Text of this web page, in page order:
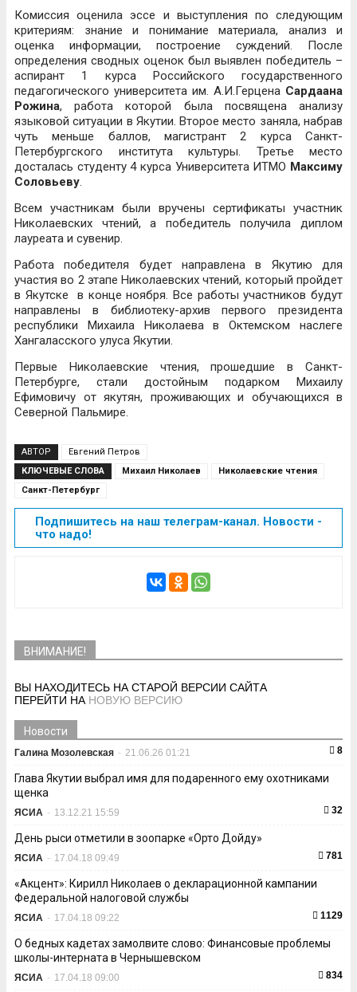
Комиссия оценила эссе и выступления по следующим
критериям: знание и понимание материала, анализ и
оценка информации, построение суждений. После
определения сводных оценок был выявлен победитель –
аспирант 1 курса Российского государственного
педагогического университета им. А.И.Герцена Сардаана
Рожина, работа которой была посвящена анализу
языковой ситуации в Якутии. Второе место заняла, набрав
чуть меньше баллов, магистрант 2 курса Санкт-
Петербургского института культуры. Третье место
досталась студенту 4 курса Университета ИТМО Максиму
Соловьеву.
Всем участникам были вручены сертификаты участник
Николаевских чтений, а победитель получила диплом
лауреата и сувенир.
Работа победителя будет направлена в Якутию для
участия во 2 этапе Николаевских чтений, который пройдет
в Якутске в конце ноября. Все работы участников будут
направлены в библиотеку-архив первого президента
республики Михаила Николаева в Октемском наслеге
Хангаласского улуса Якутии.
Первые Николаевские чтения, прошедшие в Санкт-
Петербурге, стали достойным подарком Михаилу
Ефимовичу от якутян, проживающих и обучающихся в
Северной Пальмире.
АВТОР
Евгений Петров
КЛЮЧЕВЫЕ СЛОВА
Михаил Николаев
Николаевские чтения
Санкт-Петербург
Подпишитесь на наш телеграм-канал. Новости -
что надо!
ВНИМАНИЕ!
ВЫ НАХОДИТЕСЬ НА СТАРОЙ ВЕРСИИ САЙТА
ПЕРЕЙТИ НА НОВУЮ ВЕРСИЮ
Новости
Галина Мозолевская - 21.06.26 01:21 8
Глава Якутии выбрал имя для подаренного ему охотниками
щенка
ЯСИА - 13.12.21 15:59 32
День рыси отметили в зоопарке «Орто Дойду»
ЯСИА - 17.04.18 09:49 781
«Акцент»: Кирилл Николаев о декларационной кампании
Федеральной налоговой службы
ЯСИА - 17.04.18 09:22 1129
О бедных кадетах замолвите слово: Финансовые проблемы
школы-интерната в Чернышевском
ЯСИА - 17.04.18 09:00 834